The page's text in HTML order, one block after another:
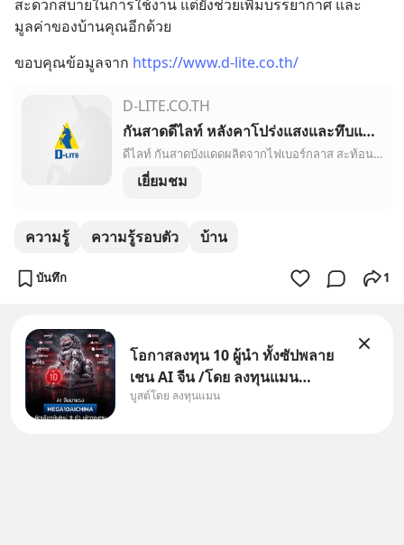
สะดวกสบายในการใช้งาน แต่ยังช่วยเพิ่มบรรยากาศ และ
มูลค่าของบ้านคุณอีกด้วย
ขอบคุณข้อมูลจาก https://www.d-lite.co.th/
D-LITE.CO.TH
กันสาดดีไลท์ หลังคาโปร่งแสงและทึบแสงชั้นนำจากออสเตรเลีย|ดีไลท์><meta property=
ดีไลท์ กันสาดบังแดดผลิตจากไฟเบอร์กลาส สะท้อนยูวีได้ถึง 99% ป้องกันความร้อนและกระจายแสงได้ทั่วถึง มองหากันสาดทึบแสงและกันสาดโปร่งแสงที่ได้มาตรฐาน มองหาดีไลท์
เยี่ยมชม
ความรู้ ความรู้รอบตัว บ้าน
บันทึก 1
โอกาสลงทุน 10 ผู้นำ ทั้งซัปพลาย
เชน AI จีน /โดย ลงทุนแมน
✅ลงทุนตรง คัด 10 ผู้นำเน้น ๆ ใน
บูสต์โดย ลงทุนแมน